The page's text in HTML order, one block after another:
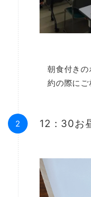
朝食付き
約の際にご
12：30お